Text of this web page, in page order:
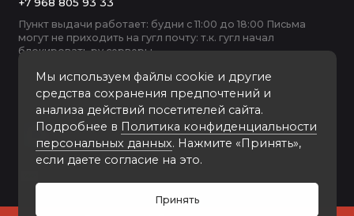
Мы используем файлы cookie и другие
средства сохранения предпочтений и
анализа действий посетителей сайта.
Подробнее в Политика конфиденциальности
персональных данных. Нажмите «Принять»,
если даете согласие на это.
Принять
Пункт выдачи работает: будни с 11:00 до 18:00 Письма
могут не приходить на гугл почту: т.к. гугл начал
блокировать ру серверы